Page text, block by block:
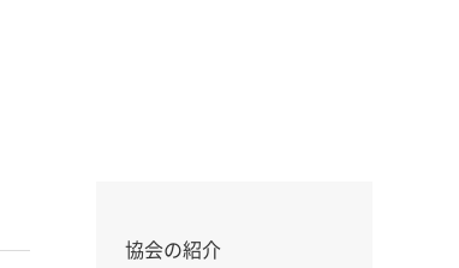
協会の紹介